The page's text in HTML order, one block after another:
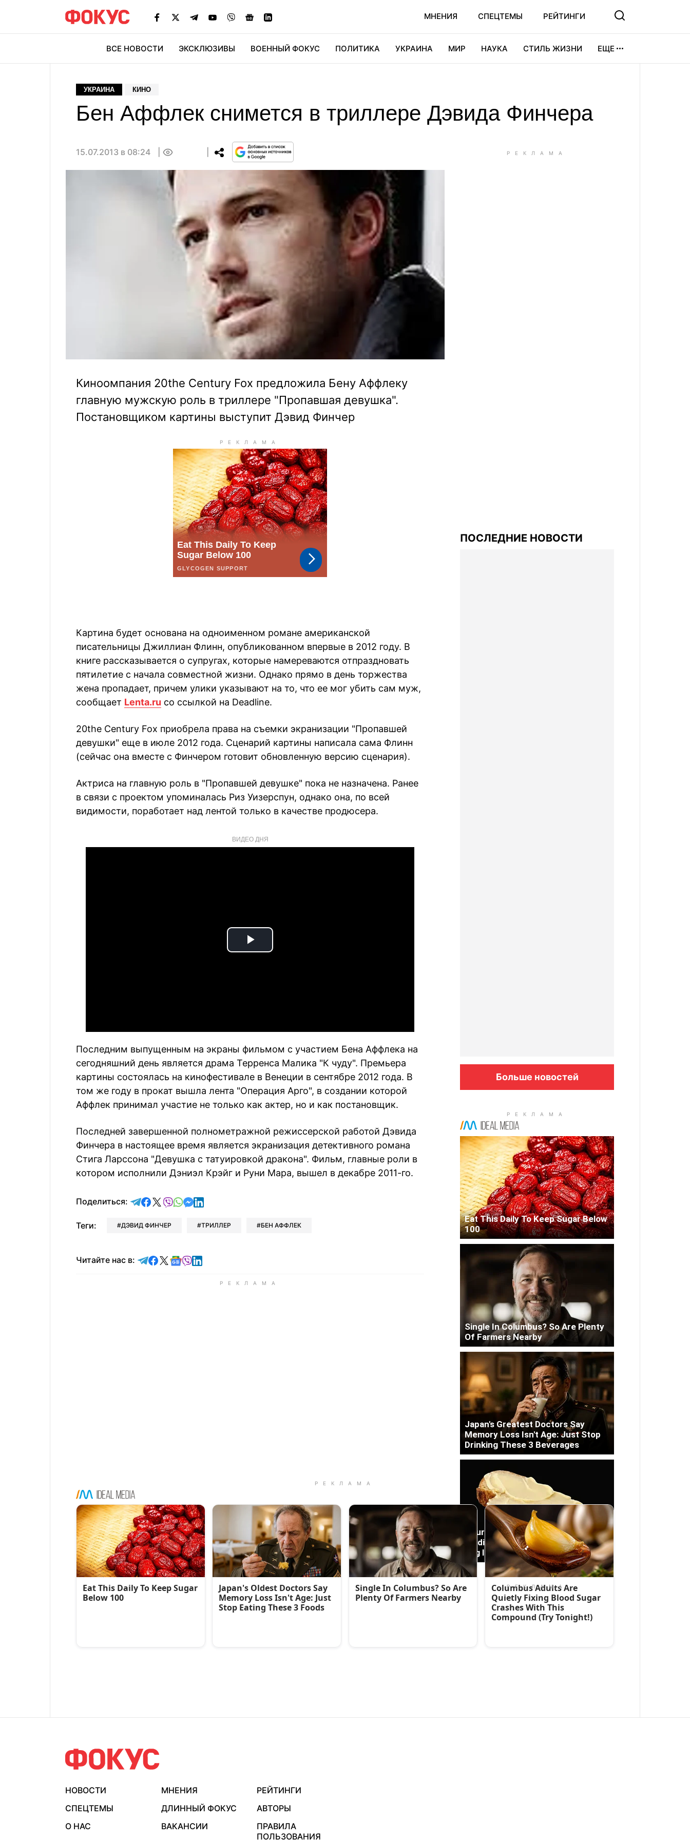
МНЕНИЯ СПЕЦТЕМЫ РЕЙТИНГИ
ВСЕ НОВОСТИ ЭКСКЛЮЗИВЫ ВОЕННЫЙ ФОКУС ПОЛИТИКА УКРАИНА МИР НАУКА СТИЛЬ ЖИЗНИ ЕЩЕ
УКРАИНА КИНО
Бен Аффлек снимется в триллере Дэвида Финчера
15.07.2013 в 08:24
Киноомпания 20the Century Fox предложила Бену Аффлеку
главную мужскую роль в триллере "Пропавшая девушка".
Постановщиком картины выступит Дэвид Финчер
Картина будет основана на одноименном романе американской
писательницы Джиллиан Флинн, опубликованном впервые в 2012 году. В
книге рассказывается о супругах, которые намереваются отпраздновать
пятилетие с начала совместной жизни. Однако прямо в день торжества
жена пропадает, причем улики указывают на то, что ее мог убить сам муж,
сообщает Lenta.ru со ссылкой на Deadline.
20the Century Fox приобрела права на съемки экранизации "Пропавшей
девушки" еще в июле 2012 года. Сценарий картины написала сама Флинн
(сейчас она вместе с Финчером готовит обновленную версию сценария).
Актриса на главную роль в "Пропавшей девушке" пока не назначена. Ранее
в связи с проектом упоминалась Риз Уизерспун, однако она, по всей
видимости, поработает над лентой только в качестве продюсера.
ВИДЕО ДНЯ
Play
Последним выпущенным на экраны фильмом с участием Бена Аффлека на
сегодняшний день является драма Терренса Малика "К чуду". Премьера
картины состоялась на кинофестивале в Венеции в сентябре 2012 года. В
том же году в прокат вышла лента "Операция Арго", в создании которой
Аффлек принимал участие не только как актер, но и как постановщик.
Последней завершенной полнометражной режиссерской работой Дэвида
Финчера в настоящее время является экранизация детективного романа
Стига Ларссона "Девушка с татуировкой дракона". Фильм, главные роли в
котором исполнили Дэниэл Крэйг и Руни Мара, вышел в декабре 2011-го.
Поделиться: отправить в Telegram
поделиться в Facebook
поделиться в X
отправить в Viber
отправить в Whatsapp
отправить в Messenger
отправить в LinkedIn
Теги: ДЭВИД ФИНЧЕР ТРИЛЛЕР БЕН АФФЛЕК
Читайте нас в: Читайте в Telegram
Читайте в Facebook
Читайте в X
Читайте в Google news
Читайте в Viber
Читайте в LinkedIn
ПОСЛЕДНИЕ НОВОСТИ
Больше новостей
НОВОСТИ МНЕНИЯ
РЕЙТИНГИ
СПЕЦТЕМЫ
ДЛИННЫЙ ФОКУС
АВТОРЫ
О НАС
ВАКАНСИИ
ПРАВИЛА
ПОЛЬЗОВАНИЯ